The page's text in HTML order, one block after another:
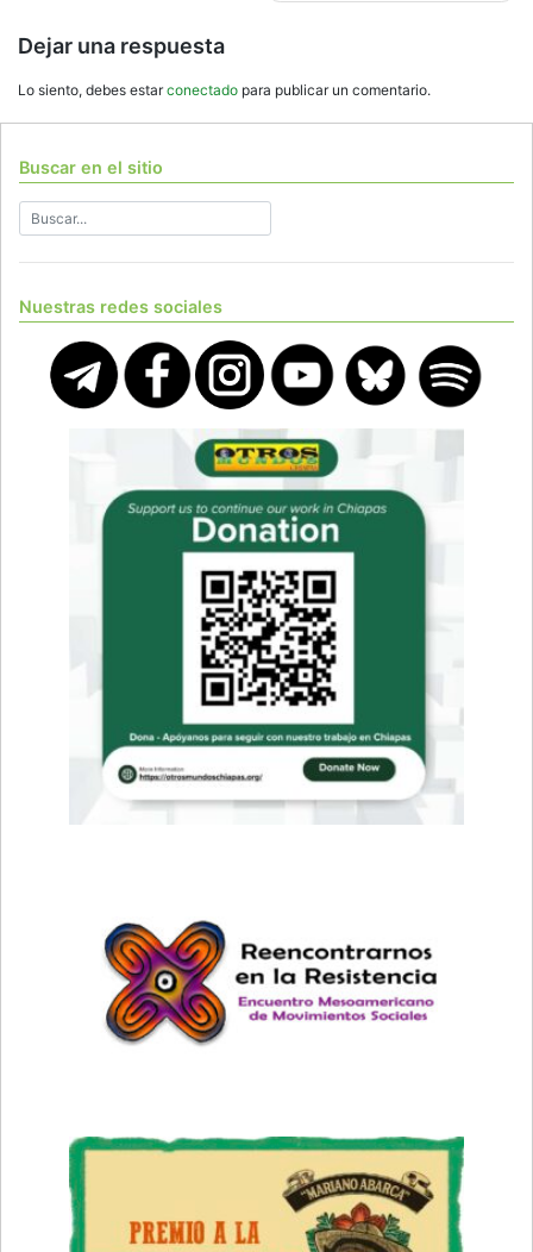
Dejar una respuesta
Lo siento, debes estarconectado para publicar un comentario.
Buscar en el sitio
Nuestras redes sociales